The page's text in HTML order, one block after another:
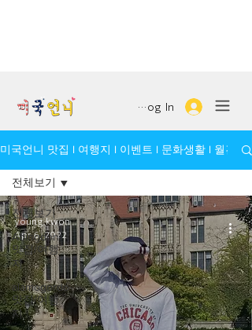
Log In
미국언니 맛집 l 여행지 l 이벤트 l 문화생활 l 월간 모
전체보기
Abingdon-
맛집/여행
지
alamogordo-
맛집/여행
지
전체보기
young kwon
Apr 6, 2022